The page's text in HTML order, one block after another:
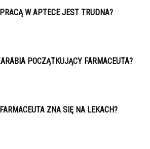
W APTECE JEST TRUDNA?
POCZĄTKUJĄCY FARMACEUTA?
ZNA SIĘ NA LEKACH?